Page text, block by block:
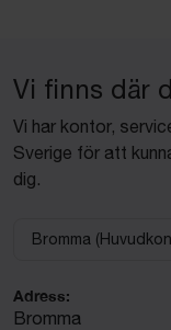
Vi finns där
Vi har kontor,
Sverige för att
dig.
Välj anläggning:
Bromma
Adress:
Bromma